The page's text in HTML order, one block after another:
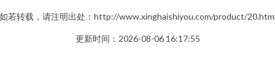
若转载，请注明出处：http://www.xinghaishiyou.com/product/
更新时间：2026-08-06 16:17:55